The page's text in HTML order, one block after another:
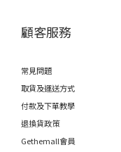
顧客服務
常見問題
取貨及運送方式
付款及下單教學
退換貨政策
Gethemall會員